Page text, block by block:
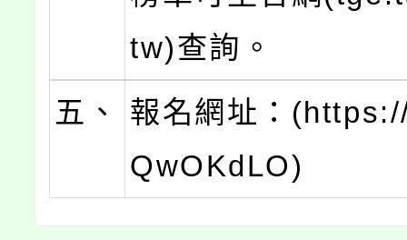
tw)查詢。
五、
報名網址：
QwOKdLO)